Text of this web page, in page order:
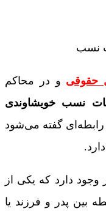
نسب
حقوقی و در محاکم
نسب خویشاوندی
گفته می‌شود
وجود دارد که یکی از
بین پدر و فرزند یا